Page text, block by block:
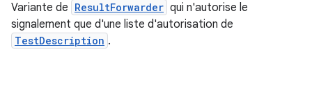
Variante de ResultForwarder qui n'autorise le
signalement que d'une liste d'autorisation de
TestDescription .